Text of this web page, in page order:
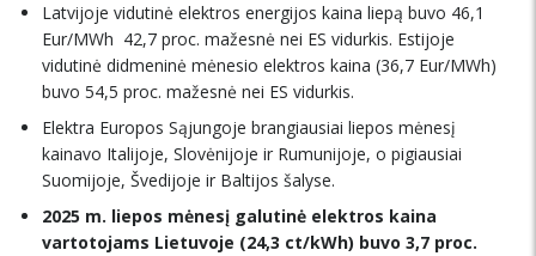
Latvijoje vidutinė elektros energijos kaina liepą buvo 46,1
Eur/MWh  42,7 proc. mažesnė nei ES vidurkis. Estijoje
vidutinė didmeninė mėnesio elektros kaina (36,7 Eur/MWh)
buvo 54,5 proc. mažesnė nei ES vidurkis.
Elektra Europos Sąjungoje brangiausiai liepos mėnesį
kainavo Italijoje, Slovėnijoje ir Rumunijoje, o pigiausiai 
Suomijoje, Švedijoje ir Baltijos šalyse.
2025 m. liepos mėnesį galutinė elektros kaina
vartotojams Lietuvoje (24,3 ct/kWh) buvo 3,7 proc.